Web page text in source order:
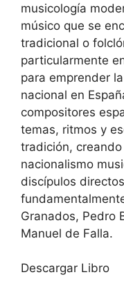
musicología
músico que se
tradicional o
particularmente
para emprender
nacional en
compositores
temas, ritmos y
tradición,
nacionalismo
discípulos
Granados, Pedro
Manuel de Falla.
Descargar Libro